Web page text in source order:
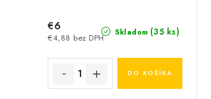
Skladom (35 ks)
€4,88 bez DPH
€6
DO KOŠÍKA